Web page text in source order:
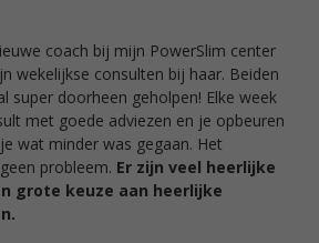
coach bij mijn PowerSlim center
wekelijkse consulten bij haar. Beiden
super doorheen geholpen! Elke week
met goede adviezen en je opbeuren
wat minder was gegaan. Het
probleem. Er zijn veel heerlijke
grote keuze aan heerlijke